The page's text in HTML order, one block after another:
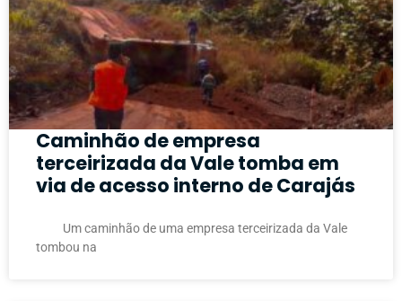
Caminhão de empresa
terceirizada da Vale tomba em
via de acesso interno de Carajás
Um caminhão de uma empresa terceirizada da Vale
tombou na